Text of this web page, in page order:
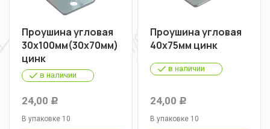
Проушина угловая
30х100мм(30х70мм)
цинк
в наличии
24,00 Р
В упаковке 10
Проушина угловая
40х75мм цинк
в наличии
24,00 Р
В упаковке 10